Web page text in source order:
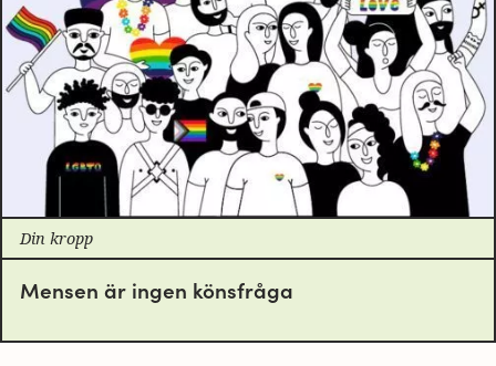
Din kropp
Mensen är ingen könsfråga